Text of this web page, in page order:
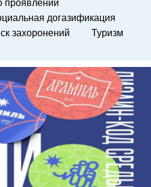
догазификация
захоронений
Туризм